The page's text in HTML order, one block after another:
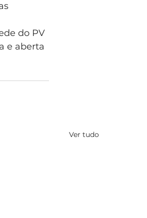
do PV
e aberta
Ver tudo